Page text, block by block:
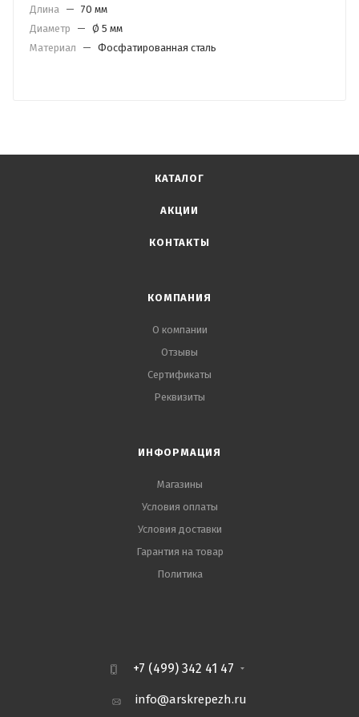
Длина — 70 мм
Диаметр
— Ø 5 мм
Материал
— Фосфатированная сталь
КАТАЛОГ
АКЦИИ
КОНТАКТЫ
КОМПАНИЯ
О компании
Отзывы
Сертификаты
Реквизиты
ИНФОРМАЦИЯ
Магазины
Условия оплаты
Условия доставки
Гарантия на товар
Политика
+7 (499) 342 41 47
info@arskrepezh.ru